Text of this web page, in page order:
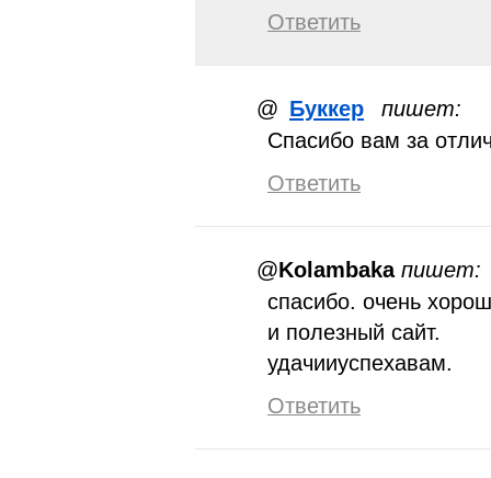
Ответить
@ Буккер
пишет:
Спасибо вам за
Ответить
@Kolambaka пишет:
спасибо. очень
и полезный сайт.
удачииуспехавам.
Ответить